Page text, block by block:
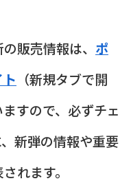
販売情報は、 ポ
（新規タブで開
すので、必ずチェ
新弾の情報や重要
れます。